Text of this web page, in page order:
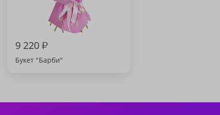
9 220₽
Букет "Барби"